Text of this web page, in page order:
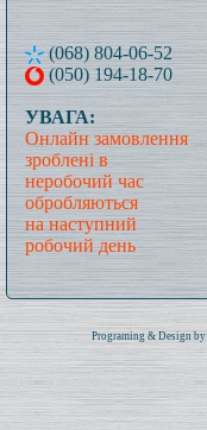
(068) 804-06-52
(050) 194-18-70
УВАГА:
Онлайн замовлення
зроблені в
неробочий час
обробляються
на наступний
робочий день
Programing & Design